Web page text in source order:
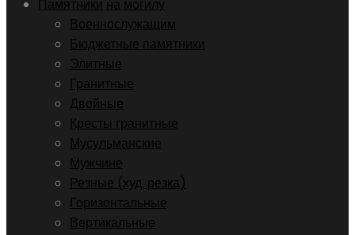
Памятники на могилу
Военнослужащим
Бюджетные памятники
Элитные
Гранитные
Двойные
Кресты гранитные
Мусульманские
Мужчине
Резные (худ. резка)
Горизонтальные
Вертикальные